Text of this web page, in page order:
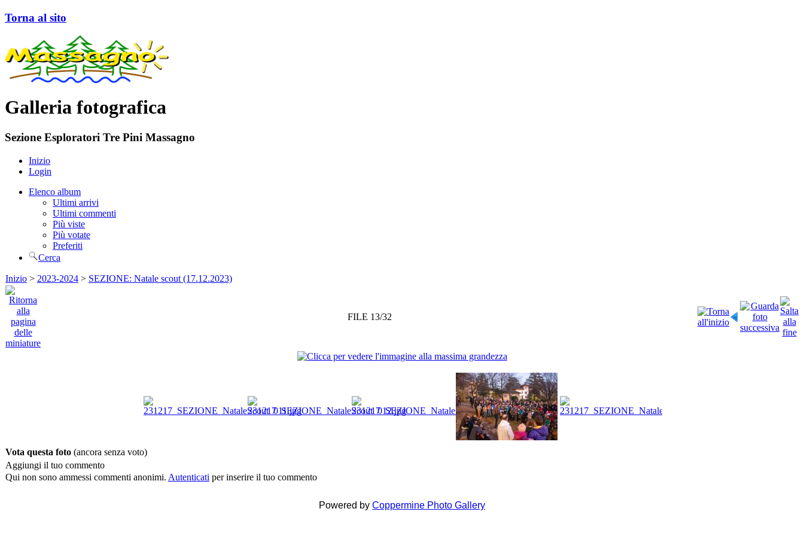
Torna al sito
Galleria fotografica
Sezione Esploratori Tre Pini Massagno
Inizio
Login
Elenco album
Ultimi arrivi
Ultimi commenti
Più viste
Più votate
Preferiti
Cerca
Inizio > 2023-2024 > SEZIONE: Natale scout (17.12.2023)
FILE 13/32
Vota questa foto (ancora senza voto)
Aggiungi il tuo commento
Qui non sono ammessi commenti anonimi. Autenticati per inserire il tuo commento
Powered by Coppermine Photo Gallery